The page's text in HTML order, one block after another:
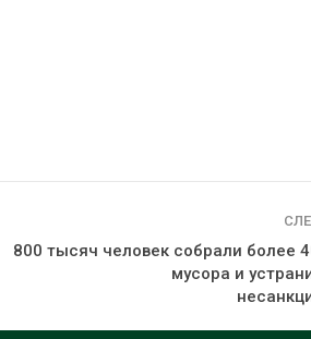
800 тысяч человек собрали более
мусора и